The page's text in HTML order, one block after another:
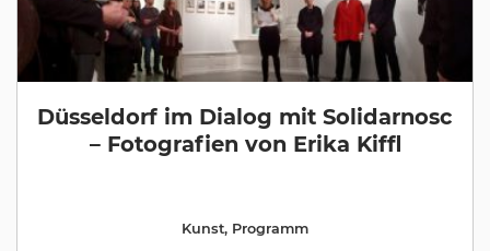
Düsseldorf im Dialog mit Solidarnosc
– Fotografien von Erika Kiffl
Kunst, Programm